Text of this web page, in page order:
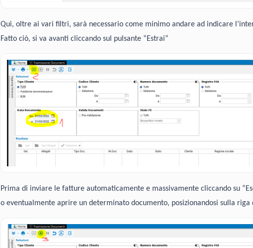
Qui, oltre ai vari filtri, sarà necessario come minimo andare ad indicare
Fatto ciò, si va avanti cliccando sul pulsante “Estrai”
Prima di inviare le fatture automaticamente e massivamente cliccando su
o eventualmente aprire un determinato documento, posizionandosi sulla riga